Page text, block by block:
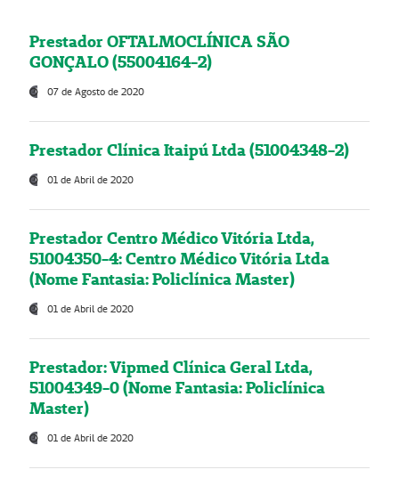
Prestador OFTALMOCLÍNICA SÃO
GONÇALO (55004164-2)
07 de Agosto de 2020
Prestador Clínica Itaipú Ltda (51004348-2)
01 de Abril de 2020
Prestador Centro Médico Vitória Ltda,
51004350-4: Centro Médico Vitória Ltda
(Nome Fantasia: Policlínica Master)
01 de Abril de 2020
Prestador: Vipmed Clínica Geral Ltda,
51004349-0 (Nome Fantasia: Policlínica
Master)
01 de Abril de 2020